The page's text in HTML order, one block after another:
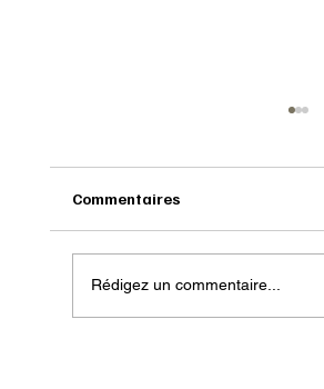
Onatera : Pour
Commentaires
Rédigez un commentaire...